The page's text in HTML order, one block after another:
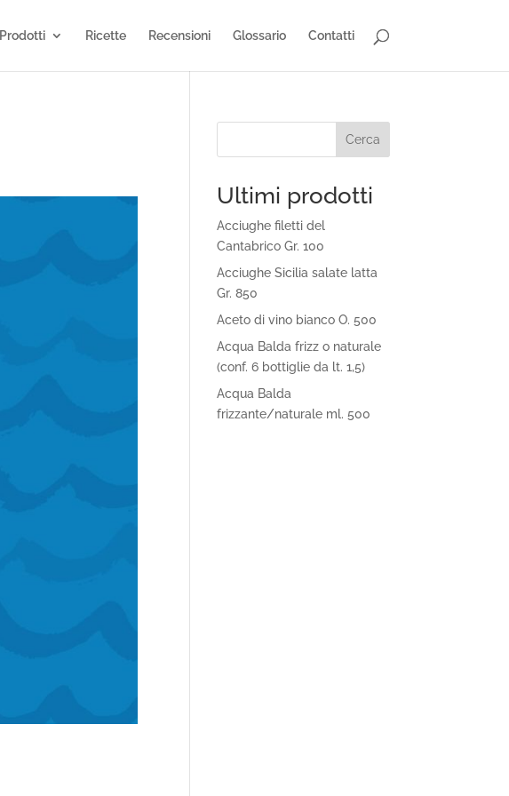
Prodotti Ricette Recensioni Glossario Contatti
Cerca
Ultimi prodotti
Acciughe filetti del
Cantabrico Gr. 100
Acciughe Sicilia salate latta
Gr. 850
Aceto di vino bianco O. 500
Acqua Balda frizz o naturale
(conf. 6 bottiglie da lt. 1,5)
Acqua Balda
frizzante/naturale ml. 500